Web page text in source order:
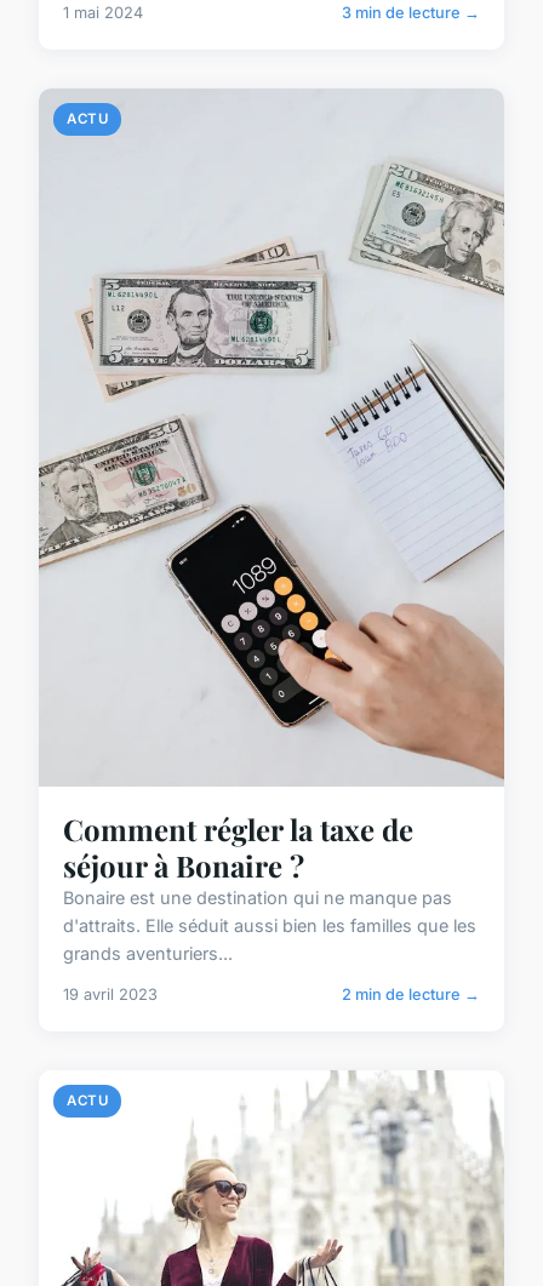
1 mai 2024 3 min de lecture →
ACTU
Comment régler la taxe de
séjour à Bonaire ?
Bonaire est une destination qui ne manque pas
d'attraits. Elle séduit aussi bien les familles que les
grands aventuriers...
19 avril 2023 2 min de lecture →
ACTU